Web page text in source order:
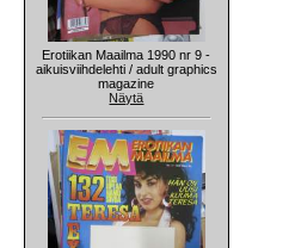
Erotiikan Maailma 1990 nr 9 -
aikuisviihdelehti / adult graphics
magazine
Näytä